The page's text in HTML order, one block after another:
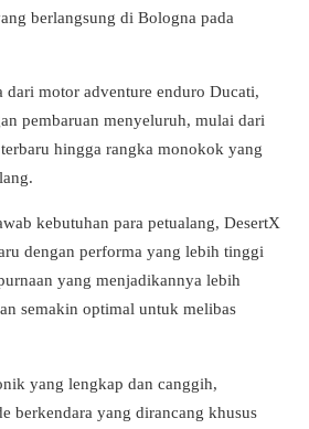
berlangsung di Bologna pada
dari motor adventure enduro Ducati,
pembaruan menyeluruh, mulai dari
hingga rangka monokok yang
kebutuhan para petualang, DesertX
dengan performa yang lebih tinggi
yang menjadikannya lebih
semakin optimal untuk melibas
yang lengkap dan canggih,
berkendara yang dirancang khusus